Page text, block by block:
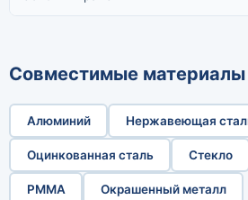
Совместимые материалы
Алюминий Нержавеющая
Оцинкованная сталь Стекло
PMMA Окрашенный металл